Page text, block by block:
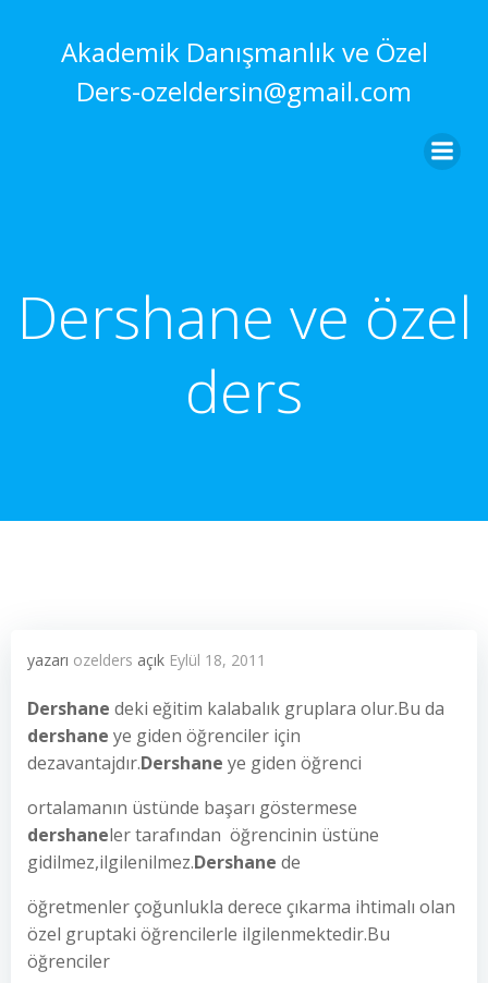
Akademik Danışmanlık ve Özel
Ders-ozeldersin@gmail.com
Dershane ve özel
ders
yazarı ozelders açık Eylül 18, 2011
Dershane deki eğitim kalabalık gruplara olur.Bu da
dershane ye giden öğrenciler için
dezavantajdır.Dershane ye giden öğrenci
ortalamanın üstünde başarı göstermese
dershaneler tarafından öğrencinin üstüne
gidilmez,ilgilenilmez.Dershane de
öğretmenler çoğunlukla derece çıkarma ihtimalı olan
özel gruptaki öğrencilerle ilgilenmektedir.Bu
öğrenciler